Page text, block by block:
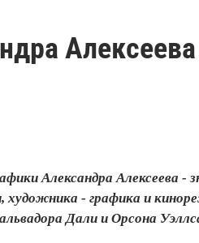
Александра Алексеева -
- графика и
Дали и Орсона